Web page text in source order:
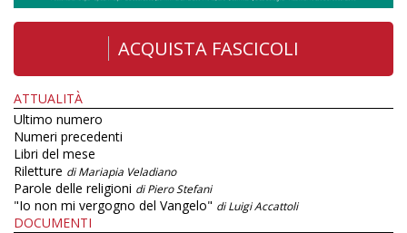
ACQUISTA FASCICOLI
ATTUALITÀ
Ultimo numero
Numeri precedenti
Libri del mese
Riletture di Mariapia Veladiano
Parole delle religioni di Piero Stefani
"Io non mi vergogno del Vangelo" di Luigi Accattoli
DOCUMENTI